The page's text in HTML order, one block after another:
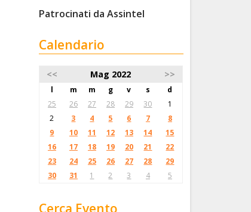
Patrocinati da Assintel
Calendario
<< Mag 2022 >>
l m m g v s
d
25
26 27 28 29 30
1
2
3 4 5 6 7
8
9
10 11 12 13 14
15
16
17 18 19 20 21
22
23
24 25 26 27 28
29
30
31 1 2 3 4 5
Cerca Evento